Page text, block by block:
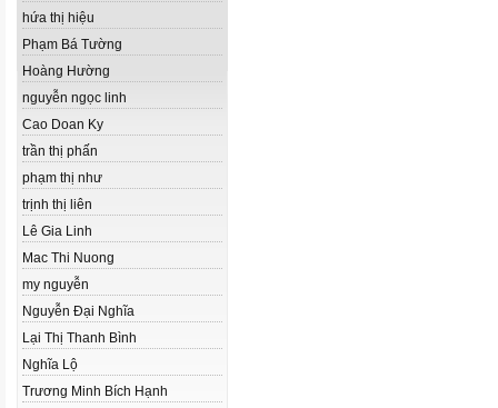
hứa thị hiệu
Phạm Bá Tường
Hoàng Hường
nguyễn ngọc linh
Cao Doan Ky
trần thị phấn
phạm thị như
trịnh thị liên
Lê Gia Linh
Mac Thi Nuong
my nguyễn
Nguyễn Đại Nghĩa
Lại Thị Thanh Bình
Nghĩa Lộ
Trương Minh Bích Hạnh